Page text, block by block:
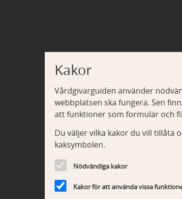
Kakor
Vårdgivarguiden använder
webbplatsen ska fungera. Sen
att funktioner som formulär och
Du väljer vilka kakor du vill tillåta
kaksymbolen.
Nödvändiga kakor
Kakor för att använda vissa